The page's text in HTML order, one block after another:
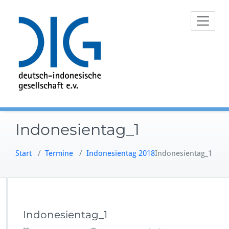
Inhalt
Indonesientag_1
Start / Termine / Indonesientag 2018Indonesientag_1
Indonesientag_1